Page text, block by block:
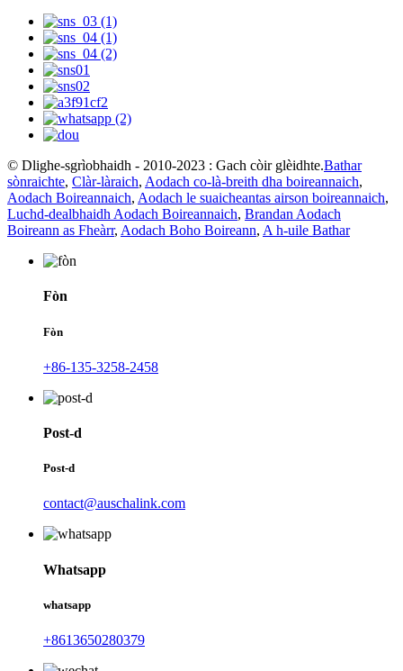
© Dlighe-sgrìobhaidh - 2010-2023 : Gach còir glèidhte.Bathar
sònraichte, Clàr-làraich, Aodach co-là-breith dha boireannaich,
Aodach Boireannaich, Aodach le suaicheantas airson boireannaich,
Luchd-dealbhaidh Aodach Boireannaich, Brandan Aodach
Boireann as Fheàrr, Aodach Boho Boireann, A h-uile Bathar
Fòn
Fòn
+86-135-3258-2458
Post-d
Post-d
contact@auschalink.com
Whatsapp
whatsapp
+8613650280379